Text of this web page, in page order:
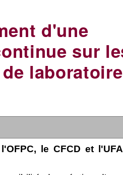
d'une
sur
laboratoire
le CFCD et l'UFA